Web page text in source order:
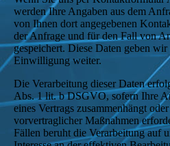
werden Ihre Angaben aus dem
von Ihnen dort angegebenen
der Anfrage und für den Fall von
gespeichert. Diese Daten geben
Einwilligung weiter.
Die Verarbeitung dieser Daten
Abs. 1 lit. b DSGVO, sofern Ihre
eines Vertrags zusammenhängt
vorvertraglicher Maßnahmen
Fällen beruht die Verarbeitung auf